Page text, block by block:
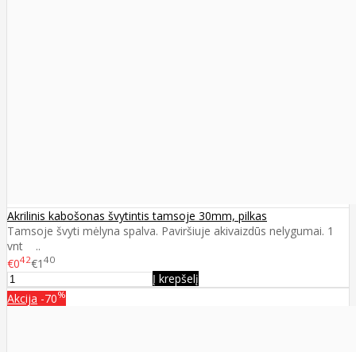
Akrilinis kabošonas švytintis tamsoje 30mm, pilkas
Tamsoje švyti mėlyna spalva. Paviršiuje akivaizdūs nelygumai. 1
vnt ..
€042€1 40
Į krepšelį
Akcija -70%